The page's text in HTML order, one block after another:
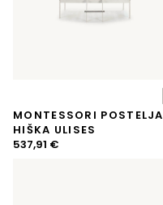
MONTESSORI POSTELJA
HIŠKA ULISES
537,91 €